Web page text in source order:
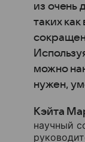
из очень
таких
можно
нужен,
Кэйта
научный